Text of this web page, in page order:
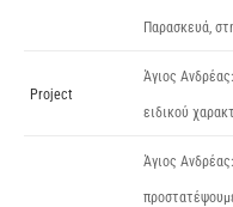
Παρασκευά,
Project
Άγιος
ειδικού
Άγιος